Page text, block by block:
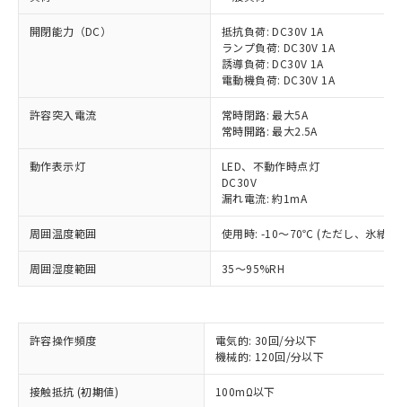
開閉能力（DC）
抵抗負荷: DC30V 1A
ランプ負荷: DC30V 1A
誘導負荷: DC30V 1A
電動機負荷: DC30V 1A
許容突入電流
常時閉路: 最大5A
常時開路: 最大2.5A
動作表示灯
LED、不動作時点灯
DC30V
漏れ電流: 約1mA
周囲温度範囲 使用時: -10～70℃ (ただし、氷結し
周囲湿度範囲 35～95%RH
許容操作頻度
電気的: 30回/分以下
機械的: 120回/分以下
接触抵抗 (初期値) 100mΩ以下
す。
対応予定：EU RoHS指令（10物質）の非含
有に対応した製品に切り替える予定のある
商品です。